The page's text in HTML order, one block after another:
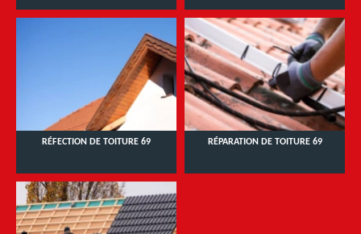
RÉFECTION DE TOITURE 69 RÉPARATION DE TOITURE 69